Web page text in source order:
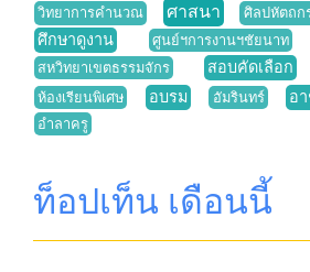
วิทยาการคำนวณ ศาสนา ศิลปหัตถก
ศึกษาดูงาน ศูนย์ฯการงานฯชัยนาท
สหวิทยาเขตธรรมจักร
สอบคัดเลือก
ห้องเรียนพิเศษ
อบรม อัมรินทร์ อ
อำลาครู
ท็อปเท็น เดือนนี้